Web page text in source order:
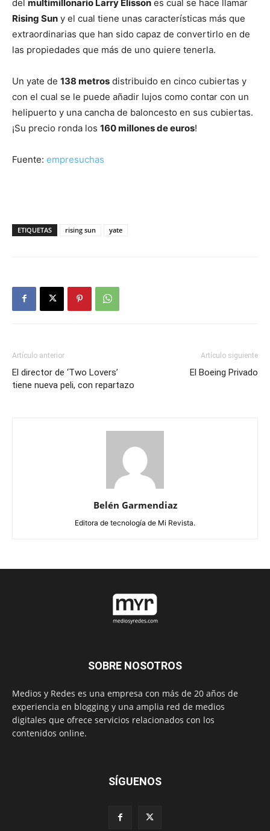
del multimillonario Larry Elisson es cual se hace llamar
Rising Sun y el cual tiene unas características más que
extraordinarias que han sido capaz de convertirlo en de
las propiedades que más de uno quiere tenerla.
Un yate de 138 metros distribuido en cinco cubiertas y
con el cual se le puede añadir lujos como contar con un
helipuerto y una cancha de baloncesto en sus cubiertas.
¡Su precio ronda los 160 millones de euros!
Fuente: empresuchas
ETIQUETAS rising sun yate
Artículo anterior
El director de ‘Two Lovers’
tiene nueva peli, con repartazo
Artículo siguiente
El Boeing Privado
Belén Garmendiaz
Editora de tecnología de Mi Revista.
SOBRE NOSOTROS
Medios y Redes es una empresa con más de 20 años de
experiencia en blogging y una amplia red de medios
digitales que ofrece servicios relacionados con los
contenidos online.
SÍGUENOS